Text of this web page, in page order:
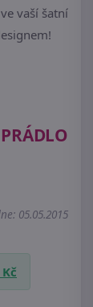
vaší šatní
05.05.2015